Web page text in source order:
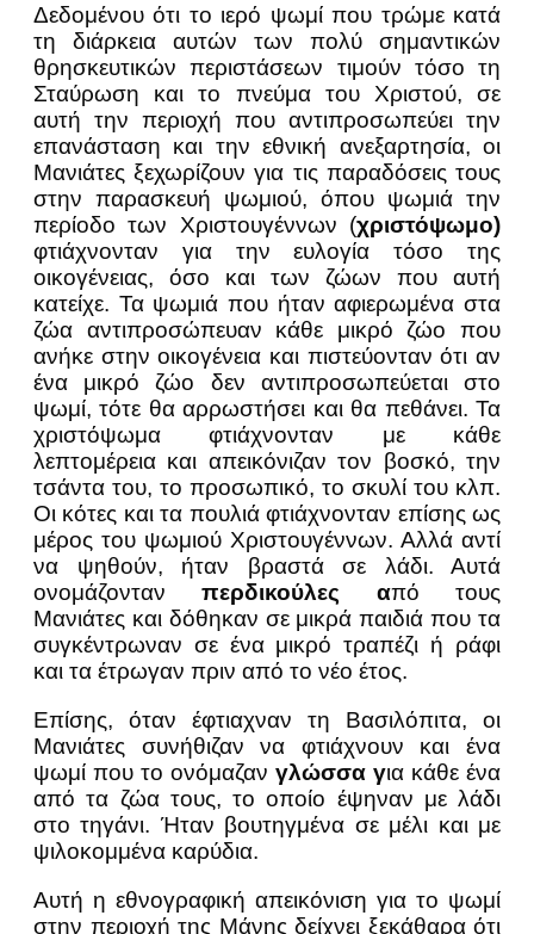
Δεδομένου ότι το ιερό ψωμί που τρώμε κατά
τη διάρκεια αυτών των πολύ σημαντικών
θρησκευτικών περιστάσεων τιμούν τόσο τη
Σταύρωση και το πνεύμα του Χριστού, σε
αυτή την περιοχή που αντιπροσωπεύει την
επανάσταση και την εθνική ανεξαρτησία, οι
Μανιάτες ξεχωρίζουν για τις παραδόσεις τους
στην παρασκευή ψωμιού, όπου ψωμιά την
περίοδο των Χριστουγέννων (χριστόψωμο)
φτιάχνονταν για την ευλογία τόσο της
οικογένειας, όσο και των ζώων που αυτή
κατείχε. Τα ψωμιά που ήταν αφιερωμένα στα
ζώα αντιπροσώπευαν κάθε μικρό ζώο που
ανήκε στην οικογένεια και πιστεύονταν ότι αν
ένα μικρό ζώο δεν αντιπροσωπεύεται στο
ψωμί, τότε θα αρρωστήσει και θα πεθάνει. Τα
χριστόψωμα φτιάχνονταν με κάθε
λεπτομέρεια και απεικόνιζαν τον βοσκό, την
τσάντα του, το προσωπικό, το σκυλί του κλπ.
Οι κότες και τα πουλιά φτιάχνονταν επίσης ως
μέρος του ψωμιού Χριστουγέννων. Αλλά αντί
να ψηθούν, ήταν βραστά σε λάδι. Αυτά
ονομάζοντανπερδικούλες από τους
Μανιάτες και δόθηκαν σε μικρά παιδιά που τα
συγκέντρωναν σε ένα μικρό τραπέζι ή ράφι
και τα έτρωγαν πριν από το νέο έτος.
Επίσης, όταν έφτιαχναν τη Βασιλόπιτα, οι
Μανιάτες συνήθιζαν να φτιάχνουν και ένα
ψωμί που το ονόμαζαν γλώσσα για κάθε ένα
από τα ζώα τους, το οποίο έψηναν με λάδι
στο τηγάνι. Ήταν βουτηγμένα σε μέλι και με
ψιλοκομμένα καρύδια.
Αυτή η εθνογραφική απεικόνιση για το ψωμί
στην περιοχή της Μάνης δείχνει ξεκάθαρα ότι